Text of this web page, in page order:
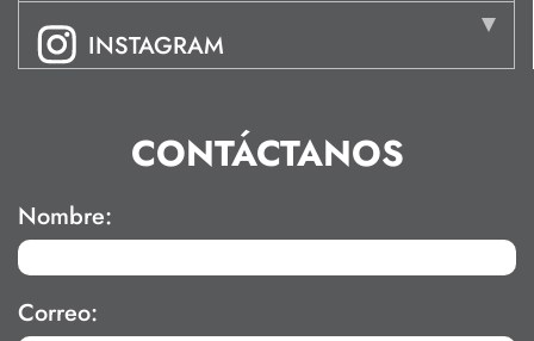
INSTAGRAM
CONTÁCTANOS
Nombre:
Correo: